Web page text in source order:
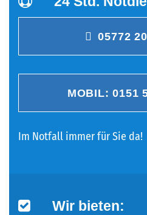
05772
MOBIL: 0151
Im Notfall immer für Sie da!
Wir bieten: